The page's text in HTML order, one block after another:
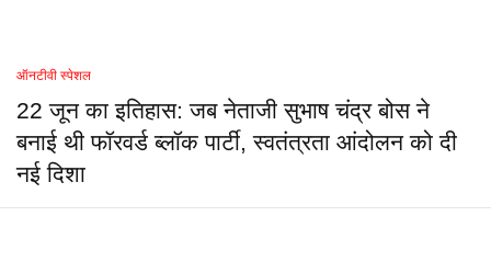
ऑनटीवी स्पेशल
22 जून का इतिहास: जब नेताजी सुभाष चंद्र बोस ने
बनाई थी फॉरवर्ड ब्लॉक पार्टी, स्वतंत्रता आंदोलन को दी
नई दिशा